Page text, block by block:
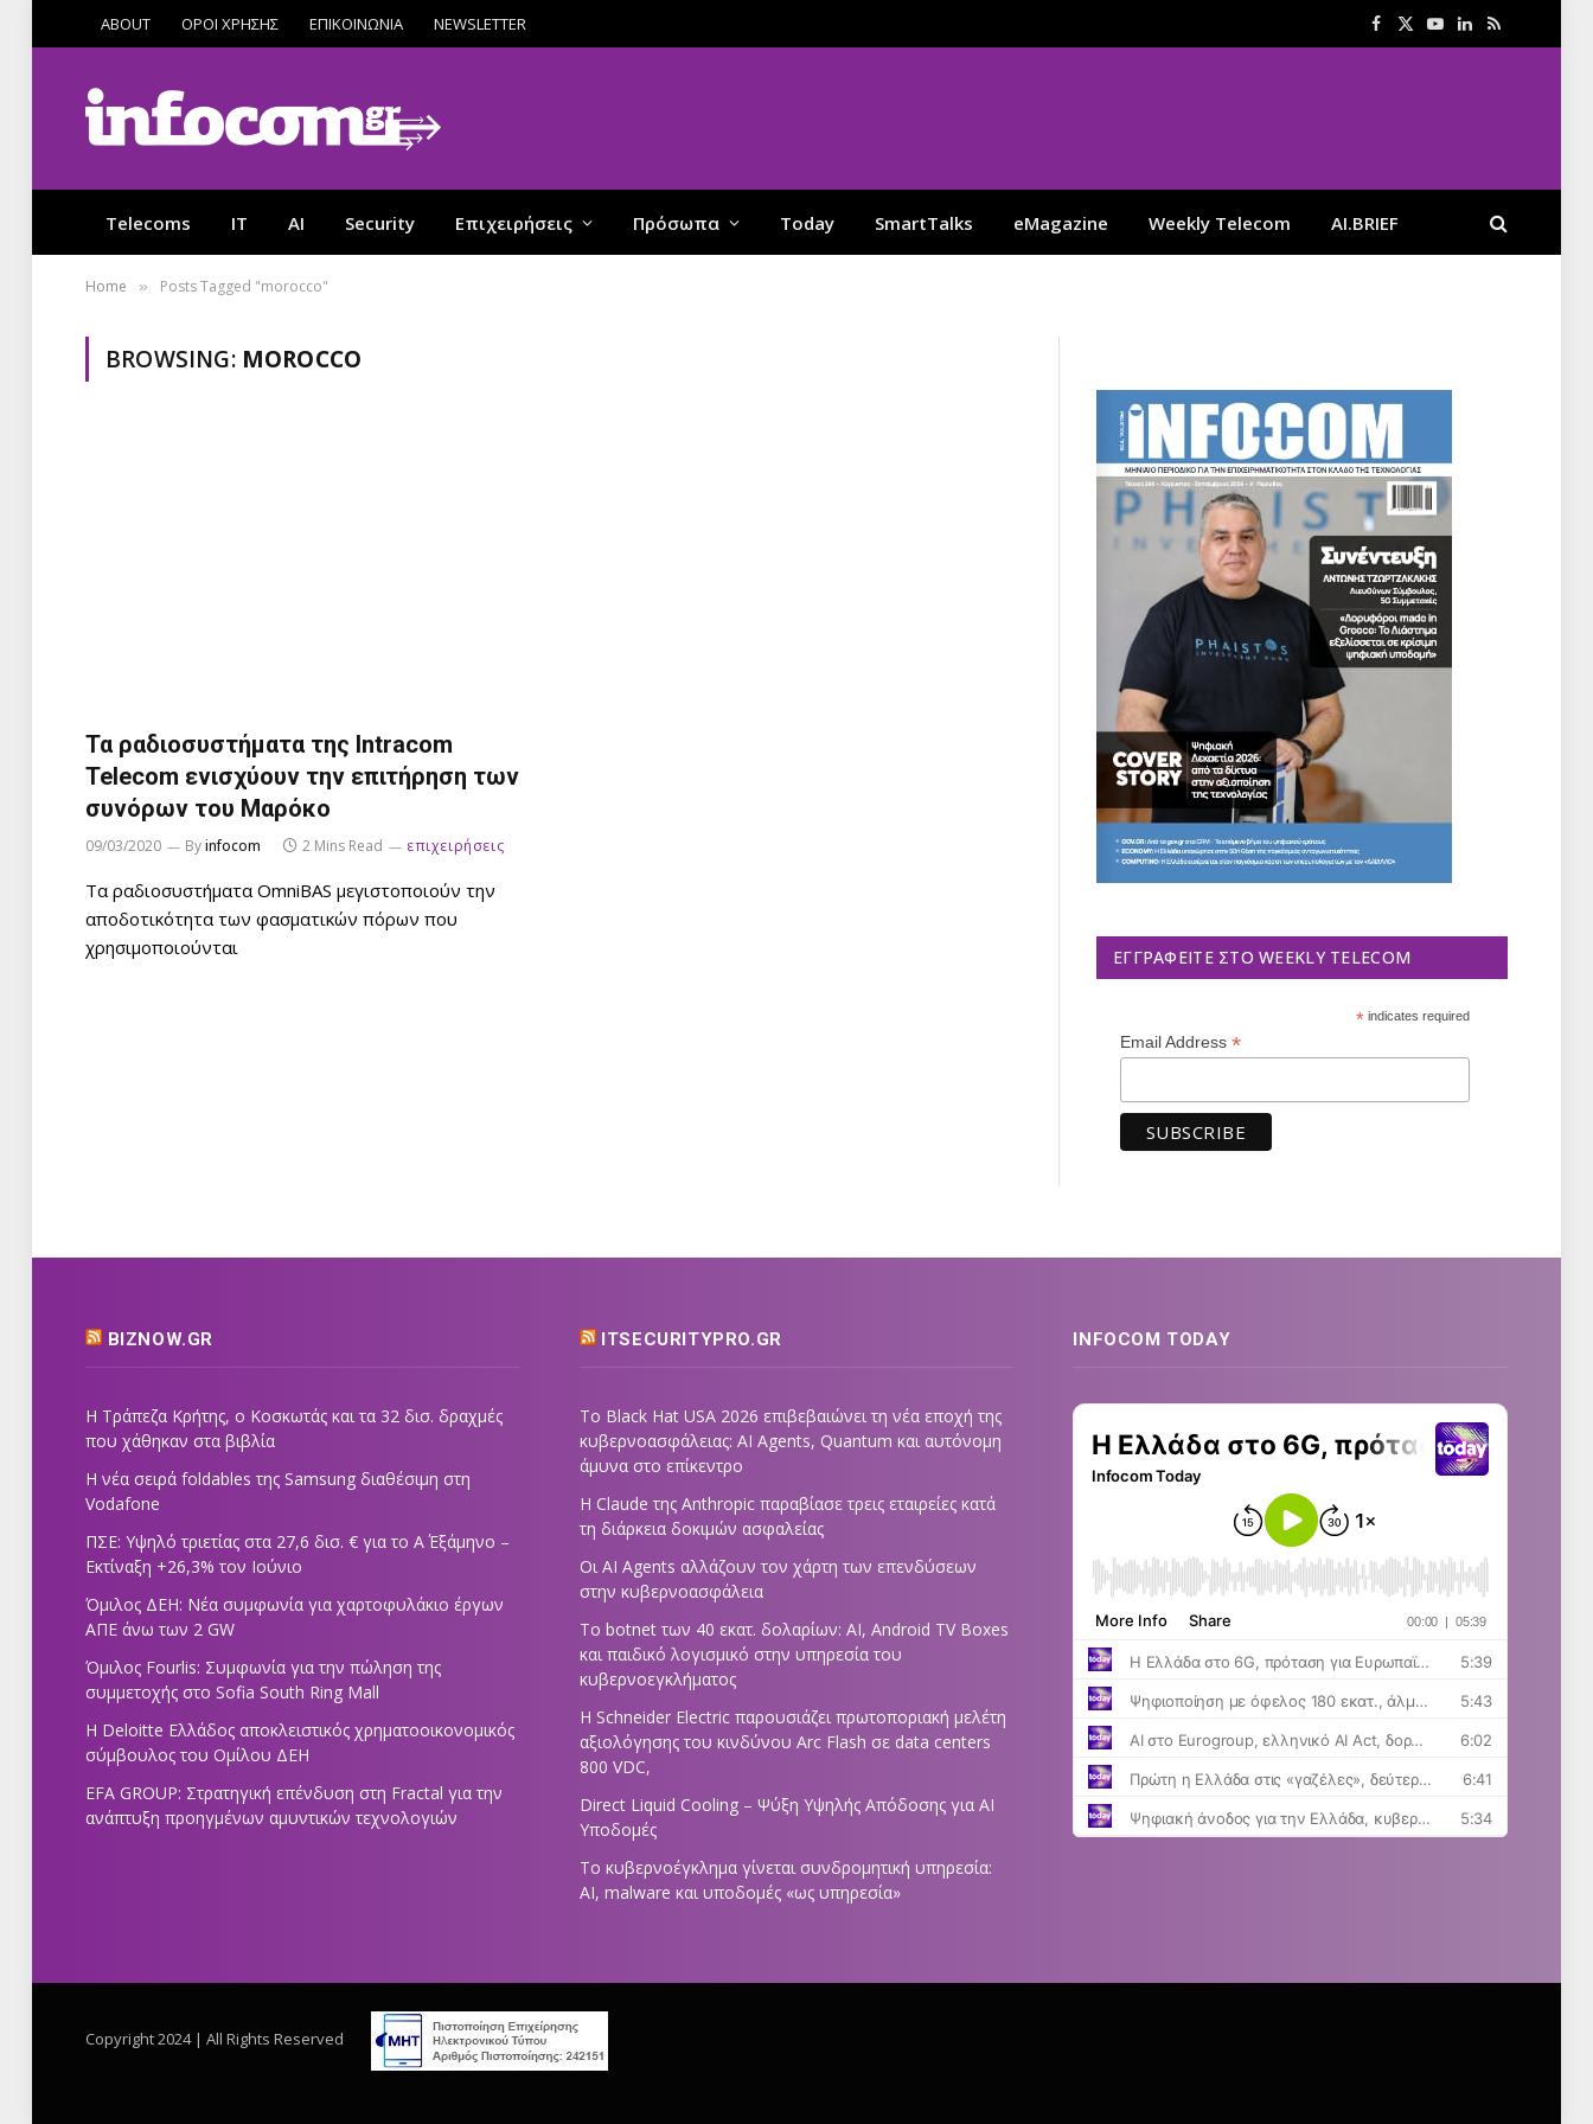
ABOUT ΟΡΟΙ ΧΡΗΣΗΣ ΕΠΙΚΟΙΝΩΝΙΑ NEWSLETTER Facebook
X
YouTube
LinkedIn
RSS
Telecoms IT AI Security Επιχειρήσεις Πρόσωπα Today SmartTalks eMagazine Weekly Telecom AI.BRIEF
Home » Posts Tagged "morocco"
BROWSING: MOROCCO
Τα ραδιοσυστήματα της Intracom
Telecom ενισχύουν την επιτήρηση των
συνόρων του Μαρόκο
09/03/2020 Byinfocom 2 Mins Read επιχειρήσεις
Τα ραδιοσυστήματα OmniBAS μεγιστοποιούν την
αποδοτικότητα των φασματικών πόρων που
χρησιμοποιούνται
ΕΓΓΡΑΦΕΊΤΕ ΣΤΟ WEEKLY TELECOM
*indicates required
Email Address *
BIZNOW.GR
Η Τράπεζα Κρήτης, ο Κοσκωτάς και τα 32 δισ. δραχμές
που χάθηκαν στα βιβλία
Η νέα σειρά foldables της Samsung διαθέσιμη στη
Vodafone
ΠΣΕ: Υψηλό τριετίας στα 27,6 δισ. € για το Α΄ Εξάμηνο –
Εκτίναξη +26,3% τον Ιούνιο
Όμιλος ΔΕΗ: Νέα συμφωνία για χαρτοφυλάκιο έργων
ΑΠΕ άνω των 2 GW
Όμιλος Fourlis: Συμφωνία για την πώληση της
συμμετοχής στο Sofia South Ring Mall
Η Deloitte Ελλάδος αποκλειστικός χρηματοοικονομικός
σύμβουλος του Ομίλου ΔΕΗ
EFA GROUP: Στρατηγική επένδυση στη Fractal για την
ανάπτυξη προηγμένων αμυντικών τεχνολογιών
ITSECURITYPRO.GR
Το Black Hat USA 2026 επιβεβαιώνει τη νέα εποχή της
κυβερνοασφάλειας: AI Agents, Quantum και αυτόνομη
άμυνα στο επίκεντρο
Η Claude της Anthropic παραβίασε τρεις εταιρείες κατά
τη διάρκεια δοκιμών ασφαλείας
Οι AI Agents αλλάζουν τον χάρτη των επενδύσεων
στην κυβερνοασφάλεια
Το botnet των 40 εκατ. δολαρίων: AI, Android TV Boxes
και παιδικό λογισμικό στην υπηρεσία του
κυβερνοεγκλήματος
Η Schneider Electric παρουσιάζει πρωτοποριακή μελέτη
αξιολόγησης του κινδύνου Arc Flash σε data centers
800 VDC,
Direct Liquid Cooling – Ψύξη Υψηλής Απόδοσης για AI
Υποδομές
Το κυβερνοέγκλημα γίνεται συνδρομητική υπηρεσία:
AI, malware και υποδομές «ως υπηρεσία»
INFOCOM TODAY
Copyright 2024 | All Rights Reserved